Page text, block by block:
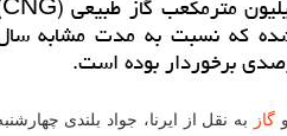
كه نسبت به مدت مشابه
برخوردار بوده است.
و گاز
به نقل از ایرنا، جواد بلندی